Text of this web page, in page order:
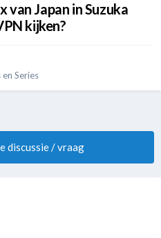
van Japan in Suzuka
kijken?
Series
discussie / vraag